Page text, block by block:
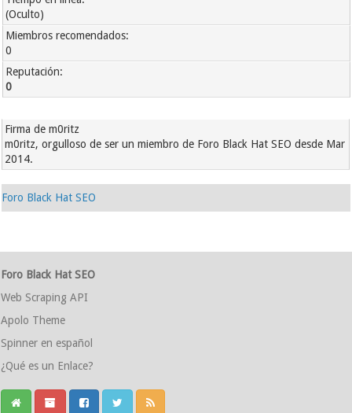
(Oculto)
Miembros recomendados:
0
Reputación:
0
Firma de m0ritz
m0ritz, orgulloso de ser un miembro de Foro Black Hat SEO desde Mar
2014.
Foro Black Hat SEO
Foro Black Hat SEO
Web Scraping API
Apolo Theme
Spinner en español
¿Qué es un Enlace?